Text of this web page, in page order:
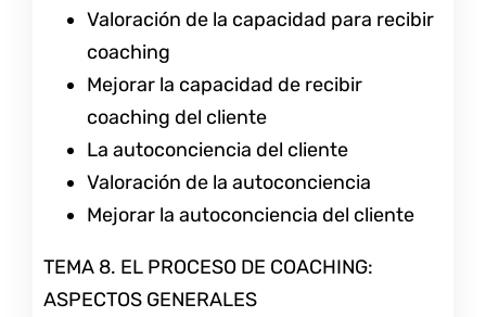
Valoración de la capacidad para recibir
coaching
Mejorar la capacidad de recibir
coaching del cliente
La autoconciencia del cliente
Valoración de la autoconciencia
Mejorar la autoconciencia del cliente
TEMA 8. EL PROCESO DE COACHING:
ASPECTOS GENERALES